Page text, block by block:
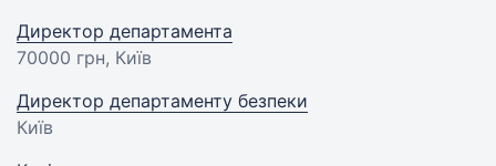
Директор департамента
70000 грн, Київ
Директор департаменту безпеки
Київ